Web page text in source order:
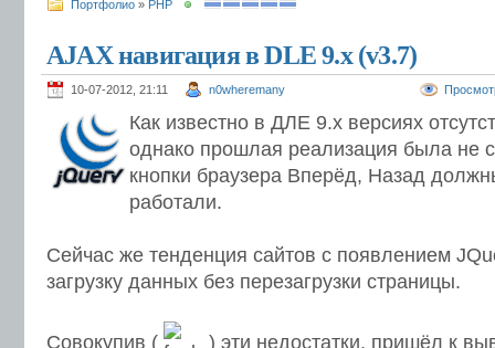
Портфолио » PHP
AJAX навигация в DLE 9.х (v3.7)
10-07-2012, 21:11 n0wheremany
Как известно в ДЛЕ 9.х версиях
однако прошлая реализация была не
кнопки браузера Вперёд, Назад
работали.
Сейчас же тенденция сайтов с появлением
загрузку данных без перезагрузки страницы.
Совокупив (
) эти недостатки, пришёл к